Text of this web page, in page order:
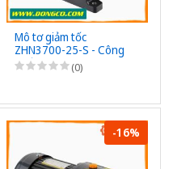
Mô tơ giảm tốc
ZHN3700-25-S - Công
suất 3700W (5HP) -
1/25 - Chân đế - 3Pha
(0)
-16%